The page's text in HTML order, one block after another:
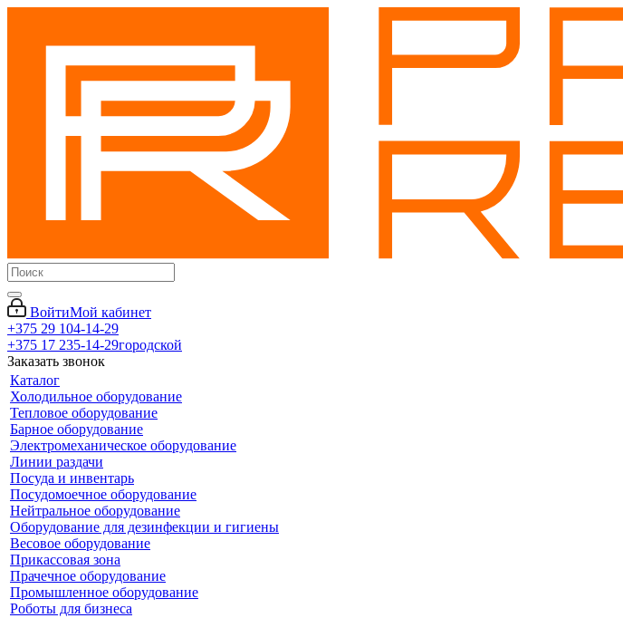
ВойтиМой кабинет
+375 29 104-14-29
+375 17 235-14-29городской
Заказать звонок
Каталог
Холодильное оборудование
Тепловое оборудование
Барное оборудование
Электромеханическое оборудование
Линии раздачи
Посуда и инвентарь
Посудомоечное оборудование
Нейтральное оборудование
Оборудование для дезинфекции и гигиены
Весовое оборудование
Прикассовая зона
Прачечное оборудование
Промышленное оборудование
Роботы для бизнеса